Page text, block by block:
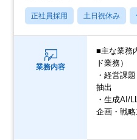
正社員採用 土日祝休み
業務内容
■主な業務
ド業務）
・経営課
抽出
・生成AI/
企画・戦